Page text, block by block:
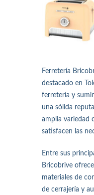
Ferretería
destacado en
ferretería y
una sólida
amplia variedad
satisfacen las
Entre sus
Bricobrive
materiales de
de cerrajería y